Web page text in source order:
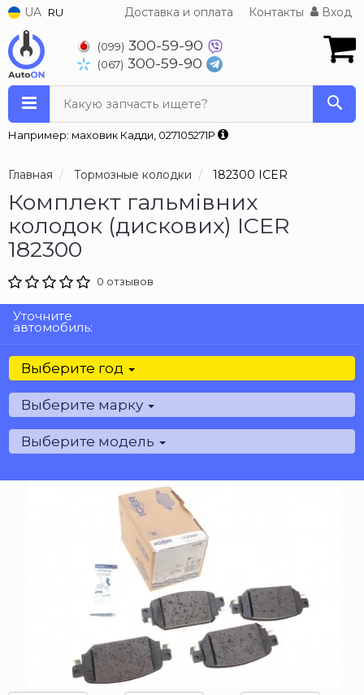
UA RU Доставка и оплата Контакты Вход
(099) 300-59-90
(067) 300-59-90
Какую запчасть ищете?
Например: маховик Кадди, 027105271P
Главная Тормозные колодки 182300 ICER
Комплект гальмівних
колодок (дискових) ICER
182300
0 отзывов
Уточните
автомобиль:
Выберите год
Выберите марку
Выберите модель